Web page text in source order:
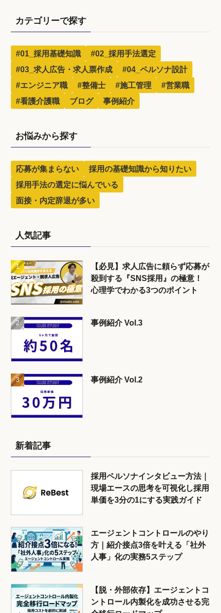
カテゴリーで探す
#01_採用基礎知識
#02_採用手法選定
#03_求人広告・求人票作成
#04_ペルソナ設計
#エンジニア職
#整備士 #施工管理
#営業職
#看護介護職
ブログ 事例紹介
お悩みから探す
応募が集まらない
採用の基礎知識から知りたい
採用手法の選定に悩んでいる
面接・内定辞退が多い
人気記事
【必見】求人広告に頼らず応募が
殺到する『SNS採用』の極意！
心理学でわかる3つのポイント
事例紹介 Vol.3
事例紹介 Vol.2
新着記事
採用ペルソナインタビュー方法｜
現場エースの思考を可視化し採用
単価を3分の1にする実践ガイド
エージェントコントロールのやり
方｜紹介接点3倍を叶える「社外
人事」化の実務5ステップ
【脱・外部依存】エージェントコ
ントロール内製化を成功させる完